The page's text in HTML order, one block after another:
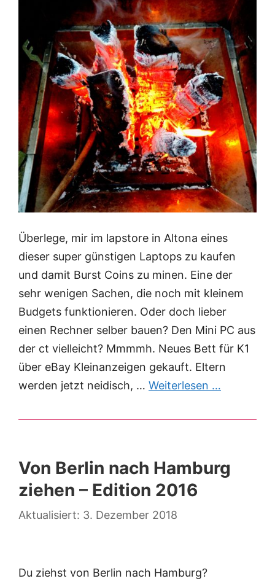
Überlege, mir im lapstore in Altona eines
dieser super günstigen Laptops zu kaufen
und damit Burst Coins zu minen. Eine der
sehr wenigen Sachen, die noch mit kleinem
Budgets funktionieren. Oder doch lieber
einen Rechner selber bauen? Den Mini PC aus
der ct vielleicht? Mmmmh. Neues Bett für K1
über eBay Kleinanzeigen gekauft. Eltern
werden jetzt neidisch, … Weiterlesen …
Von Berlin nach Hamburg
ziehen – Edition 2016
3. Dezember 2018
Du ziehst von Berlin nach Hamburg?